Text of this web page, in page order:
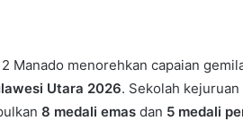
Manado menorehkan capaian
Utara 2026. Sekolah
8 medali emas dan 5 medali